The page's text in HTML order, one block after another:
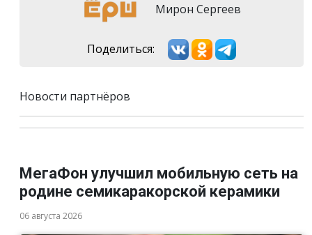
Мирон Сергеев
Поделиться:
Новости партнёров
МегаФон улучшил мобильную сеть на
родине семикаракорской керамики
06 августа 2026